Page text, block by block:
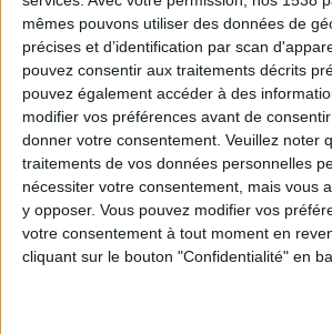
mêmes pouvons utiliser des données de
précises et d’identification par scan
pouvez consentir aux traitements décrits
pouvez également accéder à des
modifier vos préférences avant de
donner votre consentement. Veuillez noter
traitements de vos données personnelles
nécessiter votre consentement, mais vous
y opposer. Vous pouvez modifier vos
votre consentement à tout moment en
cliquant sur le bouton "Confidentialité" en
Peut-on remplacer la viande par
Consultation diététique du 05/